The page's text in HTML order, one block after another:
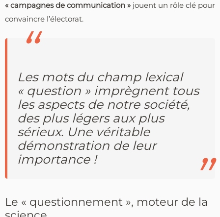
« campagnes de communication » jouent un rôle clé pour
convaincre l’électorat.
Les mots du champ lexical
« question » imprègnent tous
les aspects de notre société,
des plus légers aux plus
sérieux. Une véritable
démonstration de leur
importance !
Le « questionnement », moteur de la